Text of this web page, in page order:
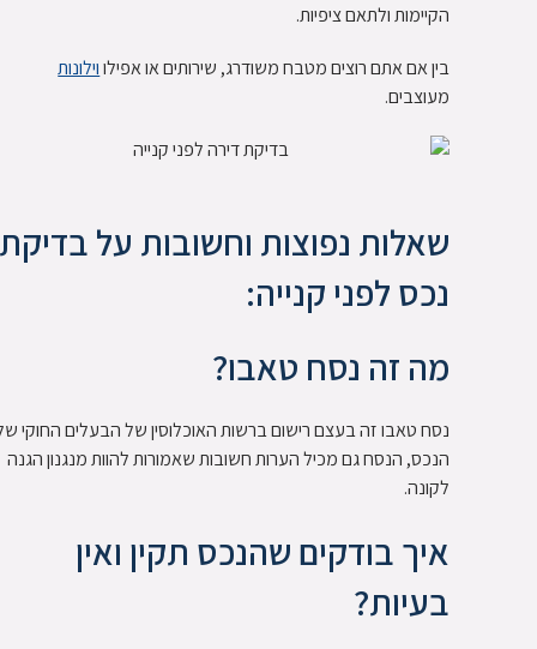
הקיימות ולתאם ציפיות.
בין אם אתם רוצים מטבח משודרג, שירותים או אפילווילונות
מעוצבים.
שאלות נפוצות וחשובות על בדיקת
נכס לפני קנייה:
מה זה נסח טאבו?
נסח טאבו זה בעצם רישום ברשות האוכלוסין של הבעלים החוקי
הנכס, הנסח גם מכיל הערות חשובות שאמורות להוות מנגנון הגנה
לקונה.
איך בודקים שהנכס תקין ואין
בעיות?